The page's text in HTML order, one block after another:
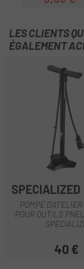
Prix
LES CLIENTS
ÉGALEMENT
SPECIALIZED
POMPE
POUR OUTILS
Prix
40 €